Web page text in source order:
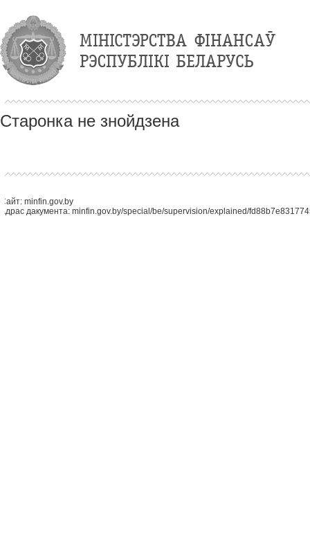
Старонка не знойдзена
Сайт: minfin.gov.by
Адрас дакумента: minfin.gov.by/special/be/supervision/explained/